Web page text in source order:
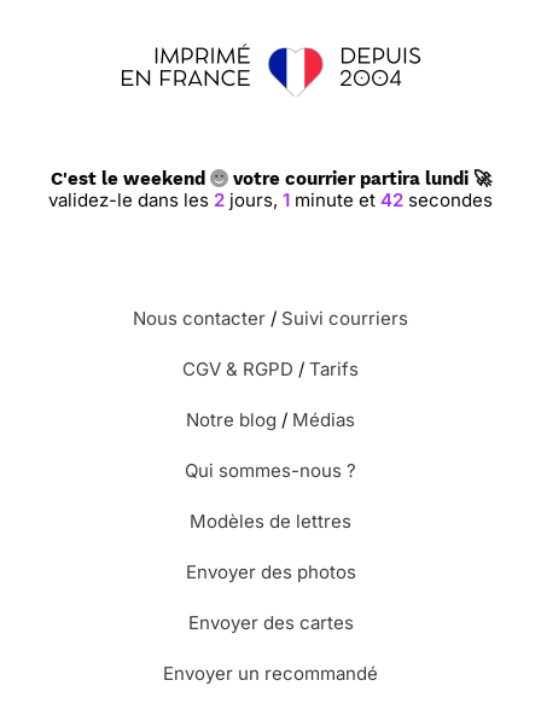
C'est le weekend votre courrier partira lundi 🚀
validez-le dans les2 jours,1 minute et41secondes
Nous contacter / Suivi courriers
CGV & RGPD / Tarifs
Notre blog / Médias
Qui sommes-nous ?
Modèles de lettres
Envoyer des photos
Envoyer des cartes
Envoyer un recommandé